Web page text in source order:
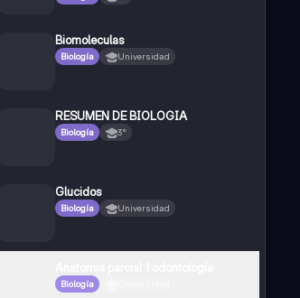
Biomoleculas
Biología Universidad
RESUMEN DE BIOLOGIA
Biología 3°
Glucidos
Biología Universidad
Biología